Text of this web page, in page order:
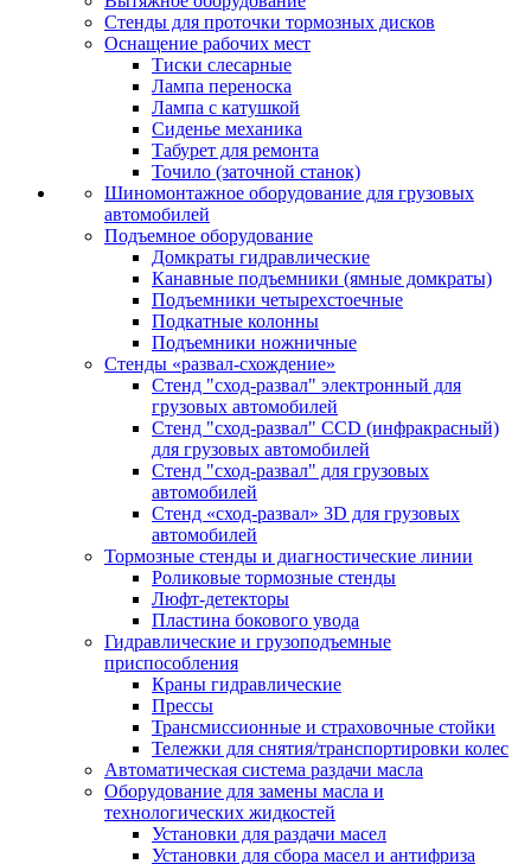
Стенды для проточки тормозных дисков
Оснащение рабочих мест
Тиски слесарные
Лампа переноска
Лампа с катушкой
Сиденье механика
Табурет для ремонта
Точило (заточной станок)
Шиномонтажное оборудование для грузовых
автомобилей
Подъемное оборудование
Домкраты гидравлические
Канавные подъемники (ямные домкраты)
Подъемники четырехстоечные
Подкатные колонны
Подъемники ножничные
Стенды «развал-схождение»
Стенд "сход-развал" электронный для
грузовых автомобилей
Стенд "сход-развал" CCD (инфракрасный)
для грузовых автомобилей
Стенд "сход-развал" для грузовых
автомобилей
Стенд «сход-развал» 3D для грузовых
автомобилей
Тормозные стенды и диагностические линии
Роликовые тормозные стенды
Люфт-детекторы
Пластина бокового увода
Гидравлические и грузоподъемные
приспособления
Краны гидравлические
Прессы
Трансмиссионные и страховочные стойки
Тележки для снятия/транспортировки колес
Автоматическая система раздачи масла
Оборудование для замены масла и
технологических жидкостей
Установки для раздачи масел
Установки для сбора масел и антифриза